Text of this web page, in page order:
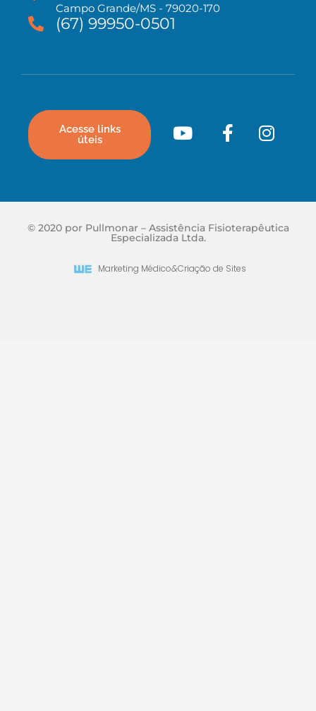
Campo Grande/MS - 79020-170
(67) 99950-0501
Acesse links
úteis
© 2020 por Pullmonar – Assistência Fisioterapêutica
Especializada Ltda.
Marketing Médico&Criação de Sites